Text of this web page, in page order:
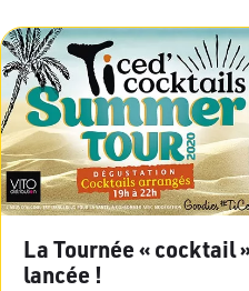
La Tournée « cocktail
lancée !